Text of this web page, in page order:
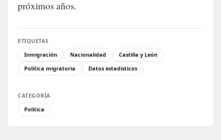
próximos años.
ETIQUETAS
Inmigración
Nacionalidad
Castilla y León
Política migratoria
Datos estadísticos
CATEGORÍA
Política